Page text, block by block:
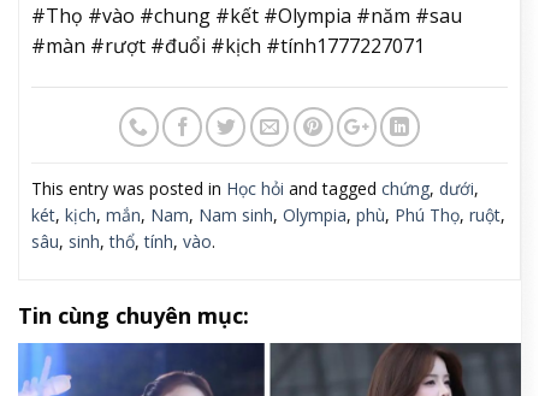
#Thọ #vào #chung #kết #Olympia #năm #sau
#màn #rượt #đuổi #kịch #tính1777227071
This entry was posted in Học hỏi and tagged chứng, dưới,
két, kịch, mắn, Nam, Nam sinh, Olympia, phù, Phú Thọ, ruột,
sâu, sinh,thổ,tính, vào.
Tin cùng chuyên mục: